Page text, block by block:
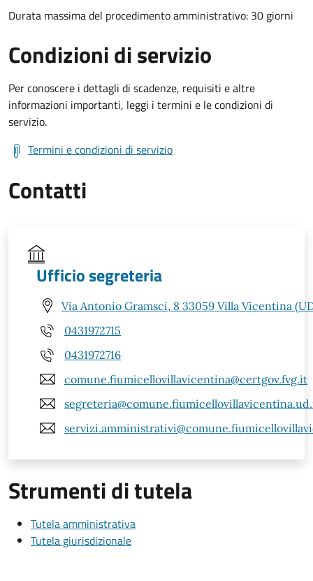
Durata massima del procedimento amministrativo: 30 giorni
Condizioni di servizio
Per conoscere i dettagli di scadenze, requisiti e altre
informazioni importanti, leggi i termini e le condizioni di
servizio.
Termini e condizioni di servizio
Contatti
Ufficio segreteria
Via Antonio Gramsci, 8 33059 Villa Vicentina
0431972715
0431972716
comune.fiumicellovillavicentina@certgov.fvg.it
Strumenti di tutela
Tutela amministrativa
Tutela giurisdizionale